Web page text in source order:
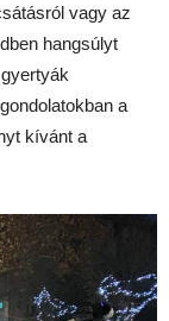
vagy az
hangsúlyt
a
kívánt a